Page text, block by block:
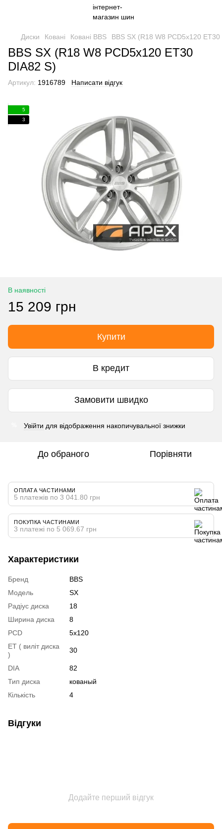
Диски Ковані Ковані BBS BBS SX (R18 W8 PCD5x120
BBS SX (R18 W8 PCD5x120 ET30
DIA82 S)
Артикул: 1916789 Написати відгук
5
3
В наявності
15 209 грн
Купити
В кредит
Замовити швидко
Увійти для відображення накопичувальної знижки
До обраного Порівняти
ОПЛАТА ЧАСТИНАМИ
5 платежів по 3 041.80 грн
ПОКУПКА ЧАСТИНАМИ
3 платежі по 5 069.67 грн
Характеристики
Бренд
BBS
Модель
SX
Радіус диска
18
Ширина диска
8
PCD
5x120
ET ( виліт диска
)
30
DIA
82
Тип диска
кованый
Кількість
4
Відгуки
Додайте перший відгук